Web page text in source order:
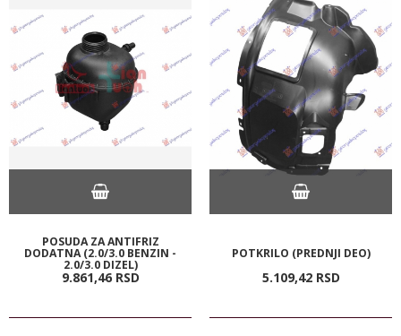
POSUDA ZA ANTIFRIZ
DODATNA (2.0/3.0 BENZIN -
2.0/3.0 DIZEL)
9.861,46 RSD
POTKRILO (PREDNJI DEO)
5.109,42 RSD